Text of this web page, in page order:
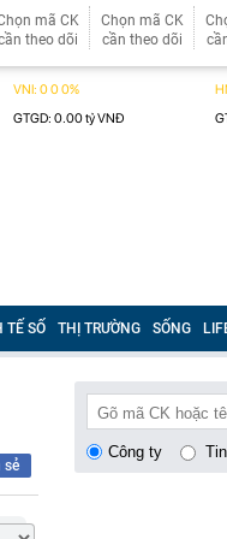
mã CK
theo dõi
Chọn mã CK
cần theo dõi
TẾ SỐ THỊ TRƯỜNG SỐNG
sẻ
Công ty